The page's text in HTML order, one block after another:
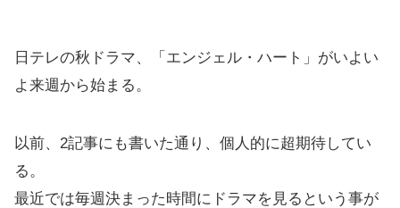
日テレの秋ドラマ、「エンジェル・ハート」がいよい
よ来週から始まる。
以前、2記事にも書いた通り、個人的に超期待してい
る。
最近では毎週決まった時間にドラマを見るという事が